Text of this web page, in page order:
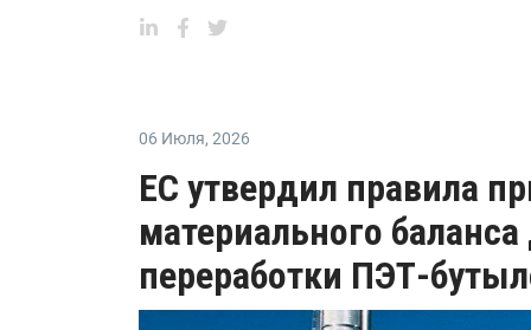
06 Июля, 2026
ЕС утвердил правила
материального
переработки ПЭТ-